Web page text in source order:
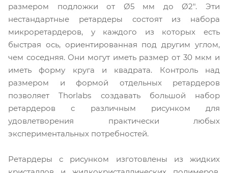
размером подложки от Ø5 мм до Ø2". Эти
нестандартные ретардеры состоят из набора
микроретардеров, у каждого из которых есть
быстрая ось, ориентированная под другим углом,
чем соседняя. Они могут иметь размер от 30 мкм и
иметь форму круга и квадрата. Контроль над
размером и формой отдельных ретардеров
позволяет Thorlabs создавать большой набор
ретардеров с различным рисунком для
удовлетворения практически любых
экспериментальных потребностей.
Ретардеры с рисунком изготовлены из жидких